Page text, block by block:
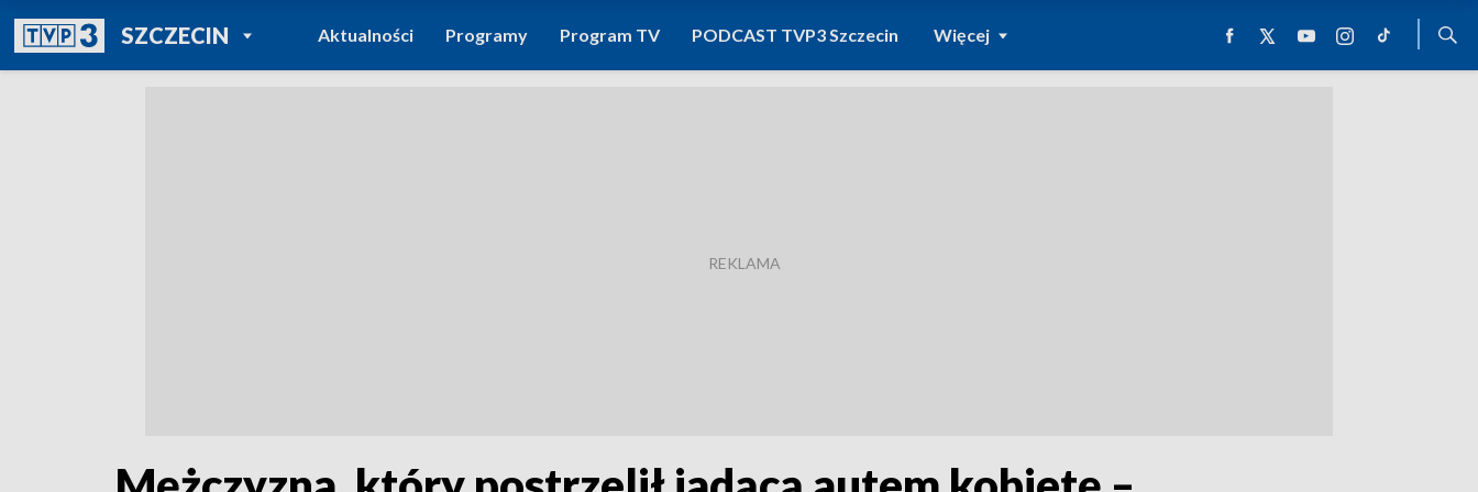
SZCZECINPOWRÓT DO
TVP REGIONY
Aktualności Programy Program TV PODCAST TVP3 Szczecin Więcej